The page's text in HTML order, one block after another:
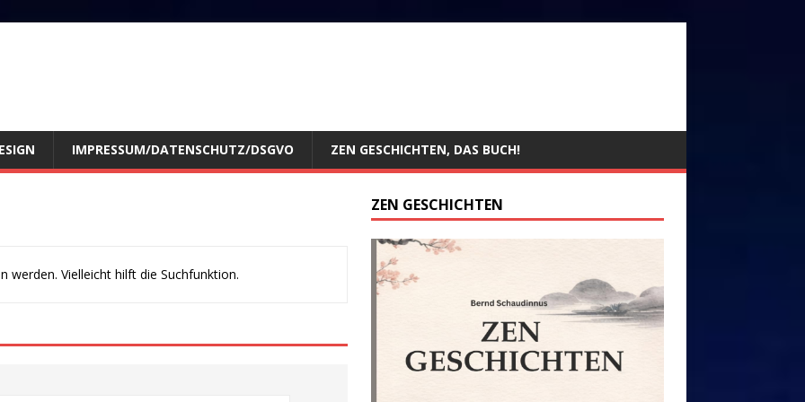
IMPRESSUM/DATENSCHUTZ/DSGVO ZEN GESCHICHTEN, DAS BUCH!
werden. Vielleicht hilft die Suchfunktion.
ZEN GESCHICHTEN